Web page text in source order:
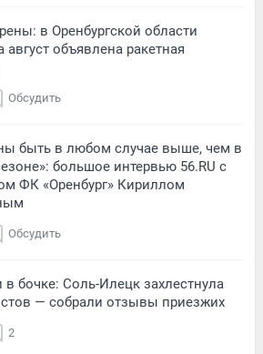
в Оренбургской области
август объявлена ракетная
Обсудить
быть в любом случае выше, чем в
большое интервью 56.RU с
ФК «Оренбург» Кириллом
Обсудить
в бочке: Соль-Илецк захлестнула
— собрали отзывы приезжих
2